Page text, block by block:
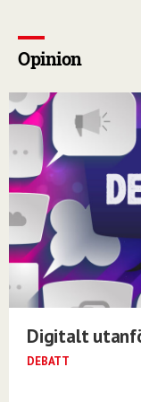
Opinion
Digitalt
DEBATT